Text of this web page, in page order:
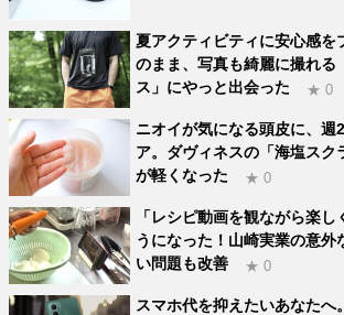
夏アクティビティに安心感を
のまま、写真も綺麗に撮れる
ス」にやっと出会った
★ 0
ニオイが気になる頭皮に、週
ア。ダヴィネスの「海塩スク
が軽くなった
★ 0
「レシピ動画を観ながら楽
うになった！山崎実業の意外
い問題も改善
★ 0
スマホ代を抑えたいあなたへ